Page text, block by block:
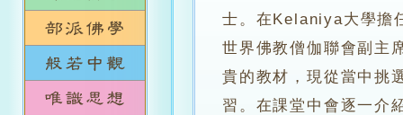
士。在Kelaniya大學擔
世界佛教僧伽聯會副主
貴的教材，現從當中挑
習。在課堂中會逐一介